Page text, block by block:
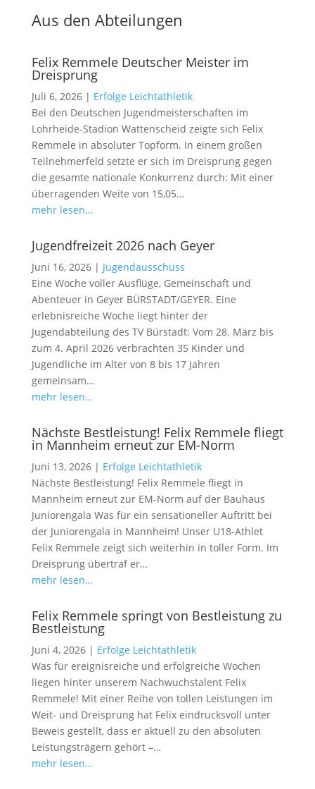
Aus den Abteilungen
Felix Remmele Deutscher Meister im
Dreisprung
Juli 6, 2026| Erfolge Leichtathletik
Bei den Deutschen Jugendmeisterschaften im
Lohrheide-Stadion Wattenscheid zeigte sich Felix
Remmele in absoluter Topform. In einem großen
Teilnehmerfeld setzte er sich im Dreisprung gegen
die gesamte nationale Konkurrenz durch: Mit einer
überragenden Weite von 15,05…
mehr lesen…
Jugendfreizeit 2026 nach Geyer
Juni 16, 2026| Jugendausschuss
Eine Woche voller Ausflüge, Gemeinschaft und
Abenteuer in Geyer BÜRSTADT/GEYER. Eine
erlebnisreiche Woche liegt hinter der
Jugendabteilung des TV Bürstadt: Vom 28. März bis
zum 4. April 2026 verbrachten 35 Kinder und
Jugendliche im Alter von 8 bis 17 Jahren
gemeinsam…
mehr lesen…
Nächste Bestleistung! Felix Remmele fliegt
in Mannheim erneut zur EM-Norm
Juni 13, 2026| Erfolge Leichtathletik
Nächste Bestleistung! Felix Remmele fliegt in
Mannheim erneut zur EM-Norm auf der Bauhaus
Juniorengala Was für ein sensationeller Auftritt bei
der Juniorengala in Mannheim! Unser U18-Athlet
Felix Remmele zeigt sich weiterhin in toller Form. Im
Dreisprung übertraf er…
mehr lesen…
Felix Remmele springt von Bestleistung zu
Bestleistung
Juni 4, 2026| Erfolge Leichtathletik
Was für ereignisreiche und erfolgreiche Wochen
liegen hinter unserem Nachwuchstalent Felix
Remmele! Mit einer Reihe von tollen Leistungen im
Weit- und Dreisprung hat Felix eindrucksvoll unter
Beweis gestellt, dass er aktuell zu den absoluten
Leistungsträgern gehört –…
mehr lesen…